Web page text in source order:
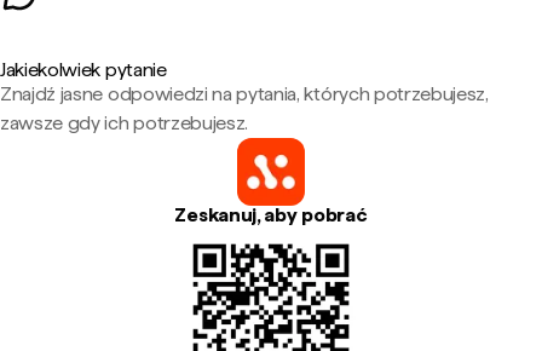
Jakiekolwiek pytanie
Znajdź jasne odpowiedzi na pytania, których potrzebujesz,
zawsze gdy ich potrzebujesz.
Zeskanuj, aby pobrać